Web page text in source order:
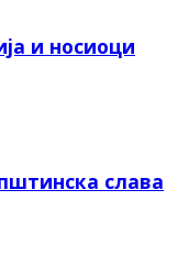
и носиоци
слава